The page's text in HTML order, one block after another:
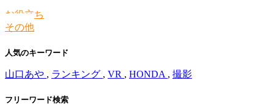
お役立ち
その他
人気のキーワード
山口あや , ランキング , VR , HONDA , 撮影
フリーワード検索